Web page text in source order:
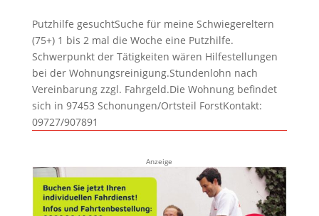
Putzhilfe gesuchtSuche für meine Schwiegereltern
(75+) 1 bis 2 mal die Woche eine Putzhilfe.
Schwerpunkt der Tätigkeiten wären Hilfestellungen
bei der Wohnungsreinigung.Stundenlohn nach
Vereinbarung zzgl. Fahrgeld.Die Wohnung befindet
sich in 97453 Schonungen/Ortsteil ForstKontakt:
09727/907891
Anzeige